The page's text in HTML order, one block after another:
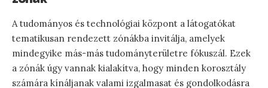
A tudományos és technológiai központ a látogatókat
tematikusan rendezett zónákba invitálja, amelyek
mindegyike más-más tudományterületre fókuszál. Ezek
a zónák úgy vannak kialakítva, hogy minden korosztály
számára kínáljanak valami izgalmasat és gondolkodásra